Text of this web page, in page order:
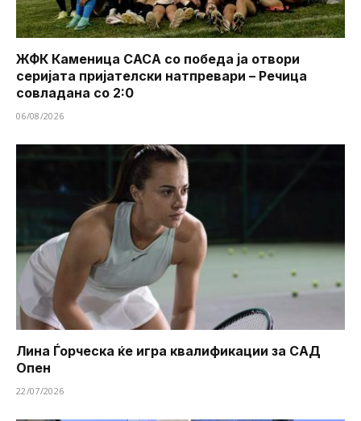
ЖФК Каменица САСА со победа ја отвори
серијата пријателски натпревари – Речица
совладана со 2:0
06/08/2026
Лина Ѓорческа ќе игра квалификации за САД
Опен
22/07/2026